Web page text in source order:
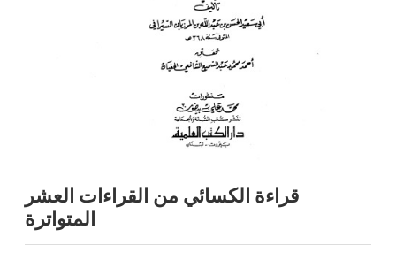
قراءة الكسائي من القراءات العشر
المتواترة